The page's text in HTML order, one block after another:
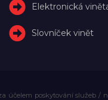
Elektronická
Slovníček vinět
poskytování služeb /